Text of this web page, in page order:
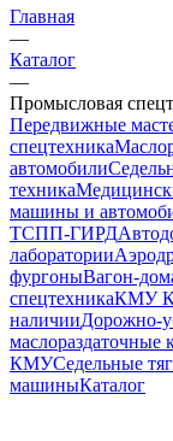
Главная
—
Каталог
—
Промысловая
Передвижные
спецтехника
автомобили
техника
машины и
ТСПП-ГИРД
лаборатории
фургоныВагон-
спецтехникаКМУ
наличииДорожно-
КМУСедельные
машиныКаталог